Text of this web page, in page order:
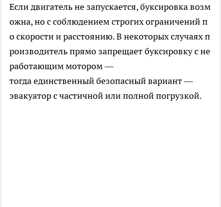
Если двигатель не запускается, буксировка возм
ожна, но с соблюдением строгих ограничений п
о скорости и расстоянию. В некоторых случаях п
роизводитель прямо запрещает буксировку с не
работающим мотором —
тогда единственный безопасный вариант —
эвакуатор с частичной или полной погрузкой.